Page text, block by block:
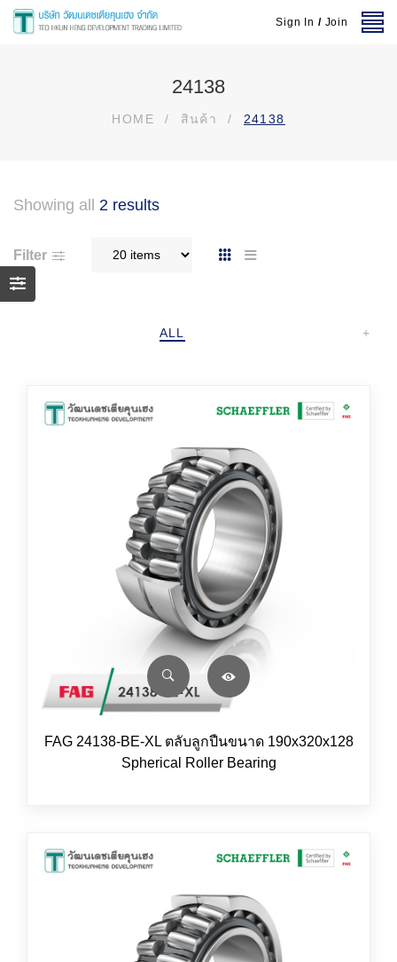
Sign In / Join
24138
HOME / สินค้า / 24138
Showing all 2 results
Filter
ALL +
FAG 24138-BE-XL ตลับลูกปืนขนาด 190x320x128
Spherical Roller Bearing